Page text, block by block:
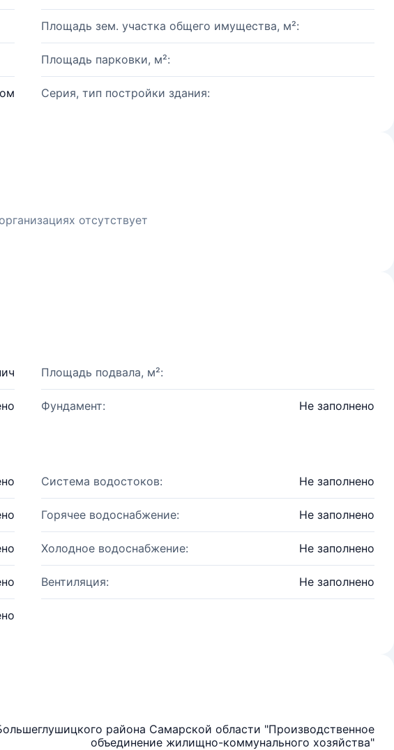
Площадь зем. участка общего имущества, м²:
Площадь парковки, м²:
Серия, тип постройки здания:
отсутствует
Площадь подвала, м²:
Фундамент: Не заполнено
Система водостоков: Не заполнено
Горячее водоснабжение: Не заполнено
Холодное водоснабжение: Не заполнено
Вентиляция: Не заполнено
района Самарской области "Производственное
объединение жилищно-коммунального хозяйства"